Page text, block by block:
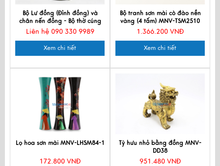
Bộ Lư đồng (Đỉnh đồng) và
chân nến đồng - Bộ thờ cúng
MNV-DD19
Liên hệ 090 330 9989
Xem chi tiết
Bộ tranh sơn mài cò đào nền
vàng (4 tấm) MNV-TSM2510
1.366.200 VNĐ
Xem chi tiết
Lọ hoa sơn mài MNV-LHSM84-1
172.800 VNĐ
Tỳ hưu nhỏ bằng đồng MNV-
DD38
951.480 VNĐ